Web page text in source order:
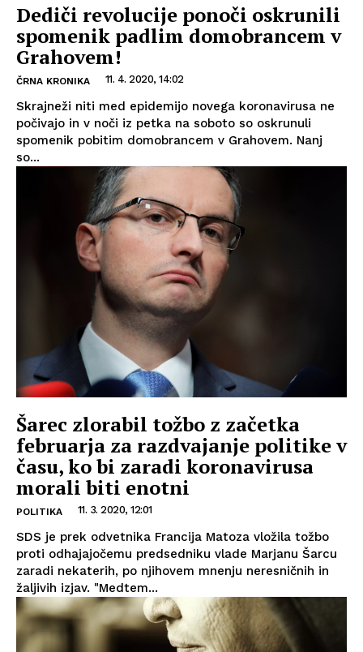
Dediči revolucije ponoči oskrunili
spomenik padlim domobrancem v
Grahovem!
ČRNA KRONIKA 11. 4. 2020, 14:02
Skrajneži niti med epidemijo novega koronavirusa ne
počivajo in v noči iz petka na soboto so oskrunuli
spomenik pobitim domobrancem v Grahovem. Nanj
so...
Šarec zlorabil tožbo z začetka
februarja za razdvajanje politike v
času, ko bi zaradi koronavirusa
morali biti enotni
POLITIKA 11. 3. 2020, 12:01
SDS je prek odvetnika Francija Matoza vložila tožbo
proti odhajajočemu predsedniku vlade Marjanu Šarcu
zaradi nekaterih, po njihovem mnenju neresničnih in
žaljivih izjav. "Medtem...